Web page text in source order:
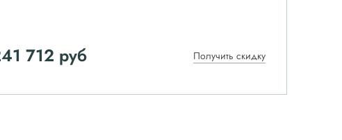
712 руб Получить скидку